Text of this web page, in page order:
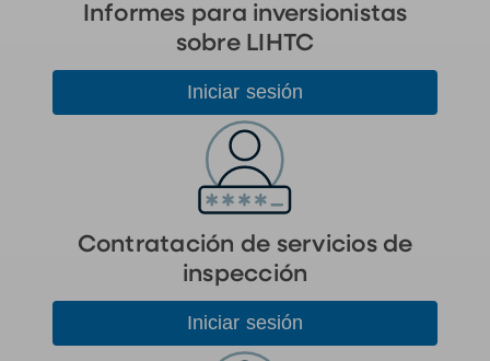
Informes para inversionistas
sobre LIHTC
Iniciar sesión
Contratación de servicios de
inspección
Iniciar sesión